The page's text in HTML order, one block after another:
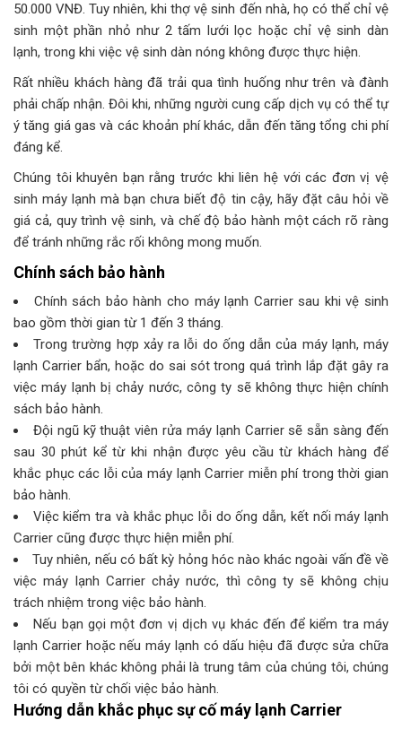
50.000 VNĐ. Tuy nhiên, khi thợ vệ sinh đến nhà, họ có thể chỉ vệ
sinh một phần nhỏ như 2 tấm lưới lọc hoặc chỉ vệ sinh dàn
lạnh, trong khi việc vệ sinh dàn nóng không được thực hiện.
Rất nhiều khách hàng đã trải qua tình huống như trên và đành
phải chấp nhận. Đôi khi, những người cung cấp dịch vụ có thể tự
ý tăng giá gas và các khoản phí khác, dẫn đến tăng tổng chi phí
đáng kể.
Chúng tôi khuyên bạn rằng trước khi liên hệ với các đơn vị vệ
sinh máy lạnh mà bạn chưa biết độ tin cậy, hãy đặt câu hỏi về
giá cả, quy trình vệ sinh, và chế độ bảo hành một cách rõ ràng
để tránh những rắc rối không mong muốn.
Chính sách bảo hành
Chính sách bảo hành cho máy lạnh Carrier sau khi vệ sinh
bao gồm thời gian từ 1 đến 3 tháng.
Trong trường hợp xảy ra lỗi do ống dẫn của máy lạnh, máy
lạnh Carrier bẩn, hoặc do sai sót trong quá trình lắp đặt gây ra
việc máy lạnh bị chảy nước, công ty sẽ không thực hiện chính
sách bảo hành.
Đội ngũ kỹ thuật viên rửa máy lạnh Carrier sẽ sẵn sàng đến
sau 30 phút kể từ khi nhận được yêu cầu từ khách hàng để
khắc phục các lỗi của máy lạnh Carrier miễn phí trong thời gian
bảo hành.
Việc kiểm tra và khắc phục lỗi do ống dẫn, kết nối máy lạnh
Carrier cũng được thực hiện miễn phí.
Tuy nhiên, nếu có bất kỳ hỏng hóc nào khác ngoài vấn đề về
việc máy lạnh Carrier chảy nước, thì công ty sẽ không chịu
trách nhiệm trong việc bảo hành.
Nếu bạn gọi một đơn vị dịch vụ khác đến để kiểm tra máy
lạnh Carrier hoặc nếu máy lạnh có dấu hiệu đã được sửa chữa
bởi một bên khác không phải là trung tâm của chúng tôi, chúng
tôi có quyền từ chối việc bảo hành.
Hướng dẫn khắc phục sự cố máy lạnh Carrier